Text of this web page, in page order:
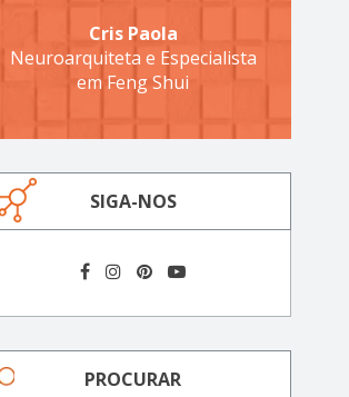
Cris Paola
Neuroarquiteta e Especialista
em Feng Shui
SIGA-NOS
PROCURAR